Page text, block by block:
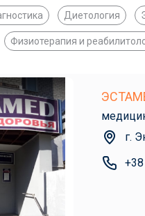
Диетология
Физиотерапия и
г.